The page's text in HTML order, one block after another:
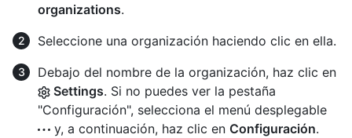
organizations.
Seleccione una organización haciendo clic en ella.
Debajo del nombre de la organización, haz clic en
Settings. Si no puedes ver la pestaña
"Configuración", selecciona el menú desplegable
y, a continuación, haz clic en Configuración.